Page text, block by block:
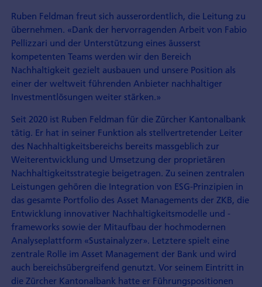
Ruben Feldman freut sich ausserordentlich, die Leitung zu
übernehmen. «Dank der hervorragenden Arbeit von Fabio
Pellizzari und der Unterstützung eines äusserst
kompetenten Teams werden wir den Bereich
Nachhaltigkeit gezielt ausbauen und unsere Position als
einer der weltweit führenden Anbieter nachhaltiger
Investmentlösungen weiter stärken.»
Seit 2020 ist Ruben Feldman für die Zürcher Kantonalbank
tätig. Er hat in seiner Funktion als stellvertretender Leiter
des Nachhaltigkeitsbereichs bereits massgeblich zur
Weiterentwicklung und Umsetzung der proprietären
Nachhaltigkeitsstrategie beigetragen. Zu seinen zentralen
Leistungen gehören die Integration von ESG-Prinzipien in
das gesamte Portfolio des Asset Managements der ZKB, die
Entwicklung innovativer Nachhaltigkeitsmodelle und -
frameworks sowie der Mitaufbau der hochmodernen
Analyseplattform «Sustainalyzer». Letztere spielt eine
zentrale Rolle im Asset Management der Bank und wird
auch bereichsübergreifend genutzt. Vor seinem Eintritt in
die Zürcher Kantonalbank hatte er Führungspositionen